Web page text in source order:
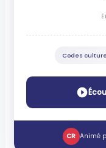
Codes
CR Animé